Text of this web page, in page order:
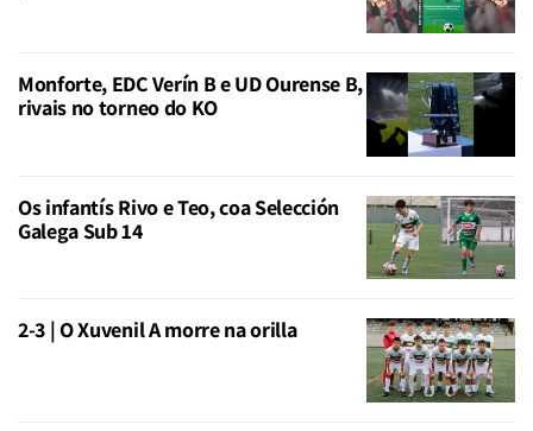
Monforte, EDC Verín B e UD Ourense B,
rivais no torneo do KO
Os infantís Rivo e Teo, coa Selección
Galega Sub 14
2-3 | O Xuvenil A morre na orilla